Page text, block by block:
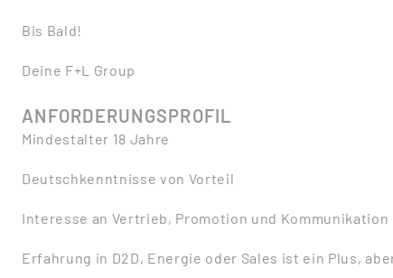
Bis Bald!
Deine F+L Group
ANFORDERUNGSPROFIL
Mindestalter 18 Jahre
Deutschkenntnisse von Vorteil
Interesse an Vertrieb, Promotion und Kommunikation
Erfahrung in D2D, Energie oder Sales ist ein Plus,